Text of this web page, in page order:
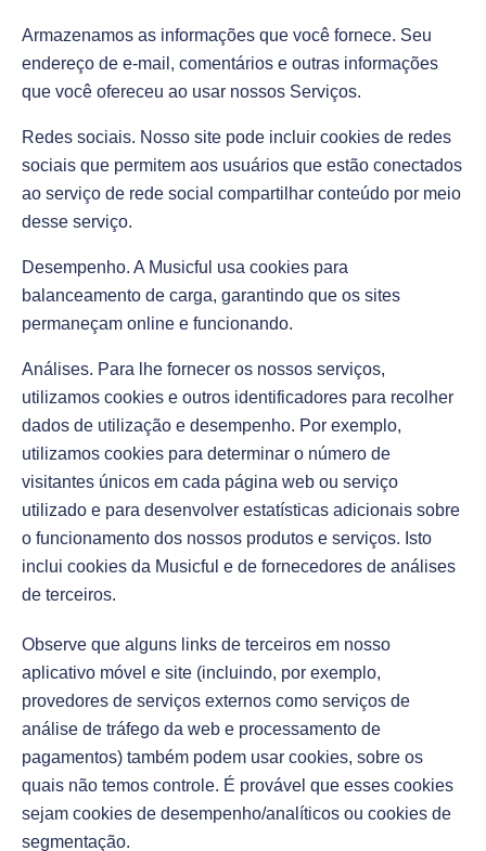
Armazenamos as informações que você fornece. Seu
endereço de e-mail, comentários e outras informações
que você ofereceu ao usar nossos Serviços.
Redes sociais. Nosso site pode incluir cookies de redes
sociais que permitem aos usuários que estão conectados
ao serviço de rede social compartilhar conteúdo por meio
desse serviço.
Desempenho. A Musicful usa cookies para
balanceamento de carga, garantindo que os sites
permaneçam online e funcionando.
Análises. Para lhe fornecer os nossos serviços,
utilizamos cookies e outros identificadores para recolher
dados de utilização e desempenho. Por exemplo,
utilizamos cookies para determinar o número de
visitantes únicos em cada página web ou serviço
utilizado e para desenvolver estatísticas adicionais sobre
o funcionamento dos nossos produtos e serviços. Isto
inclui cookies da Musicful e de fornecedores de análises
de terceiros.
Observe que alguns links de terceiros em nosso
aplicativo móvel e site (incluindo, por exemplo,
provedores de serviços externos como serviços de
análise de tráfego da web e processamento de
pagamentos) também podem usar cookies, sobre os
quais não temos controle. É provável que esses cookies
sejam cookies de desempenho/analíticos ou cookies de
segmentação.